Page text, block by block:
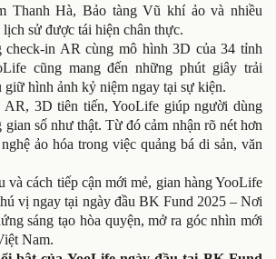
Thanh Hà, Bảo tàng Vũ khí ảo và nhiều
sử được tái hiện chân thực.
check-in AR cùng mô hình 3D của 34 tỉnh
cũng mang đến những phút giây trải
hình ảnh kỷ niệm ngay tại sự kiện.
3D tiên tiến, YooLife giúp người dùng
gian số như thật. Từ đó cảm nhận rõ nét hơn
ảo hóa trong việc quảng bá di sản, văn
và cách tiếp cận mới mẻ, gian hàng YooLife
vị ngay tại ngày đầu BK Fund 2025 – Nơi
sáng tạo hòa quyện, mở ra góc nhìn mới
Nam.